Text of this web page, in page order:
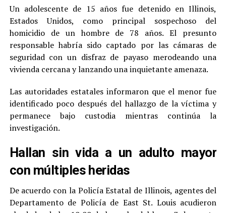
Un adolescente de 15 años fue detenido en Illinois,
Estados Unidos, como principal sospechoso del
homicidio de un hombre de 78 años. El presunto
responsable habría sido captado por las cámaras de
seguridad con un disfraz de payaso merodeando una
vivienda cercana y lanzando una inquietante amenaza.
Las autoridades estatales informaron que el menor fue
identificado poco después del hallazgo de la víctima y
permanece bajo custodia mientras continúa la
investigación.
Hallan sin vida a un adulto mayor
con múltiples heridas
De acuerdo con la Policía Estatal de Illinois, agentes del
Departamento de Policía de East St. Louis acudieron